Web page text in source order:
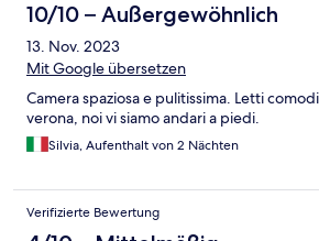
10/10 – Außergewöhnlich
13. Nov. 2023
Mit Google übersetzen
Camera spaziosa e pulitissima. Letti
verona, noi vi siamo andari a piedi.
Silvia, Aufenthalt von 2 Nächten
Verifizierte Bewertung